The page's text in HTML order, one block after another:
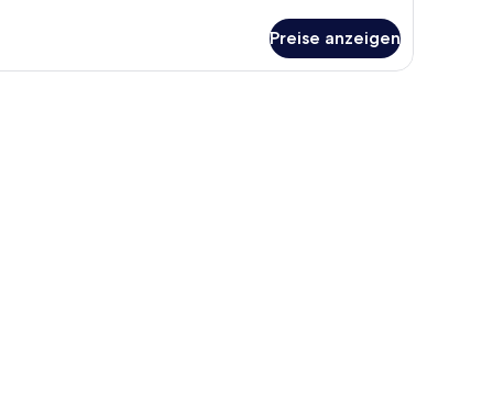
Preise anzeigen